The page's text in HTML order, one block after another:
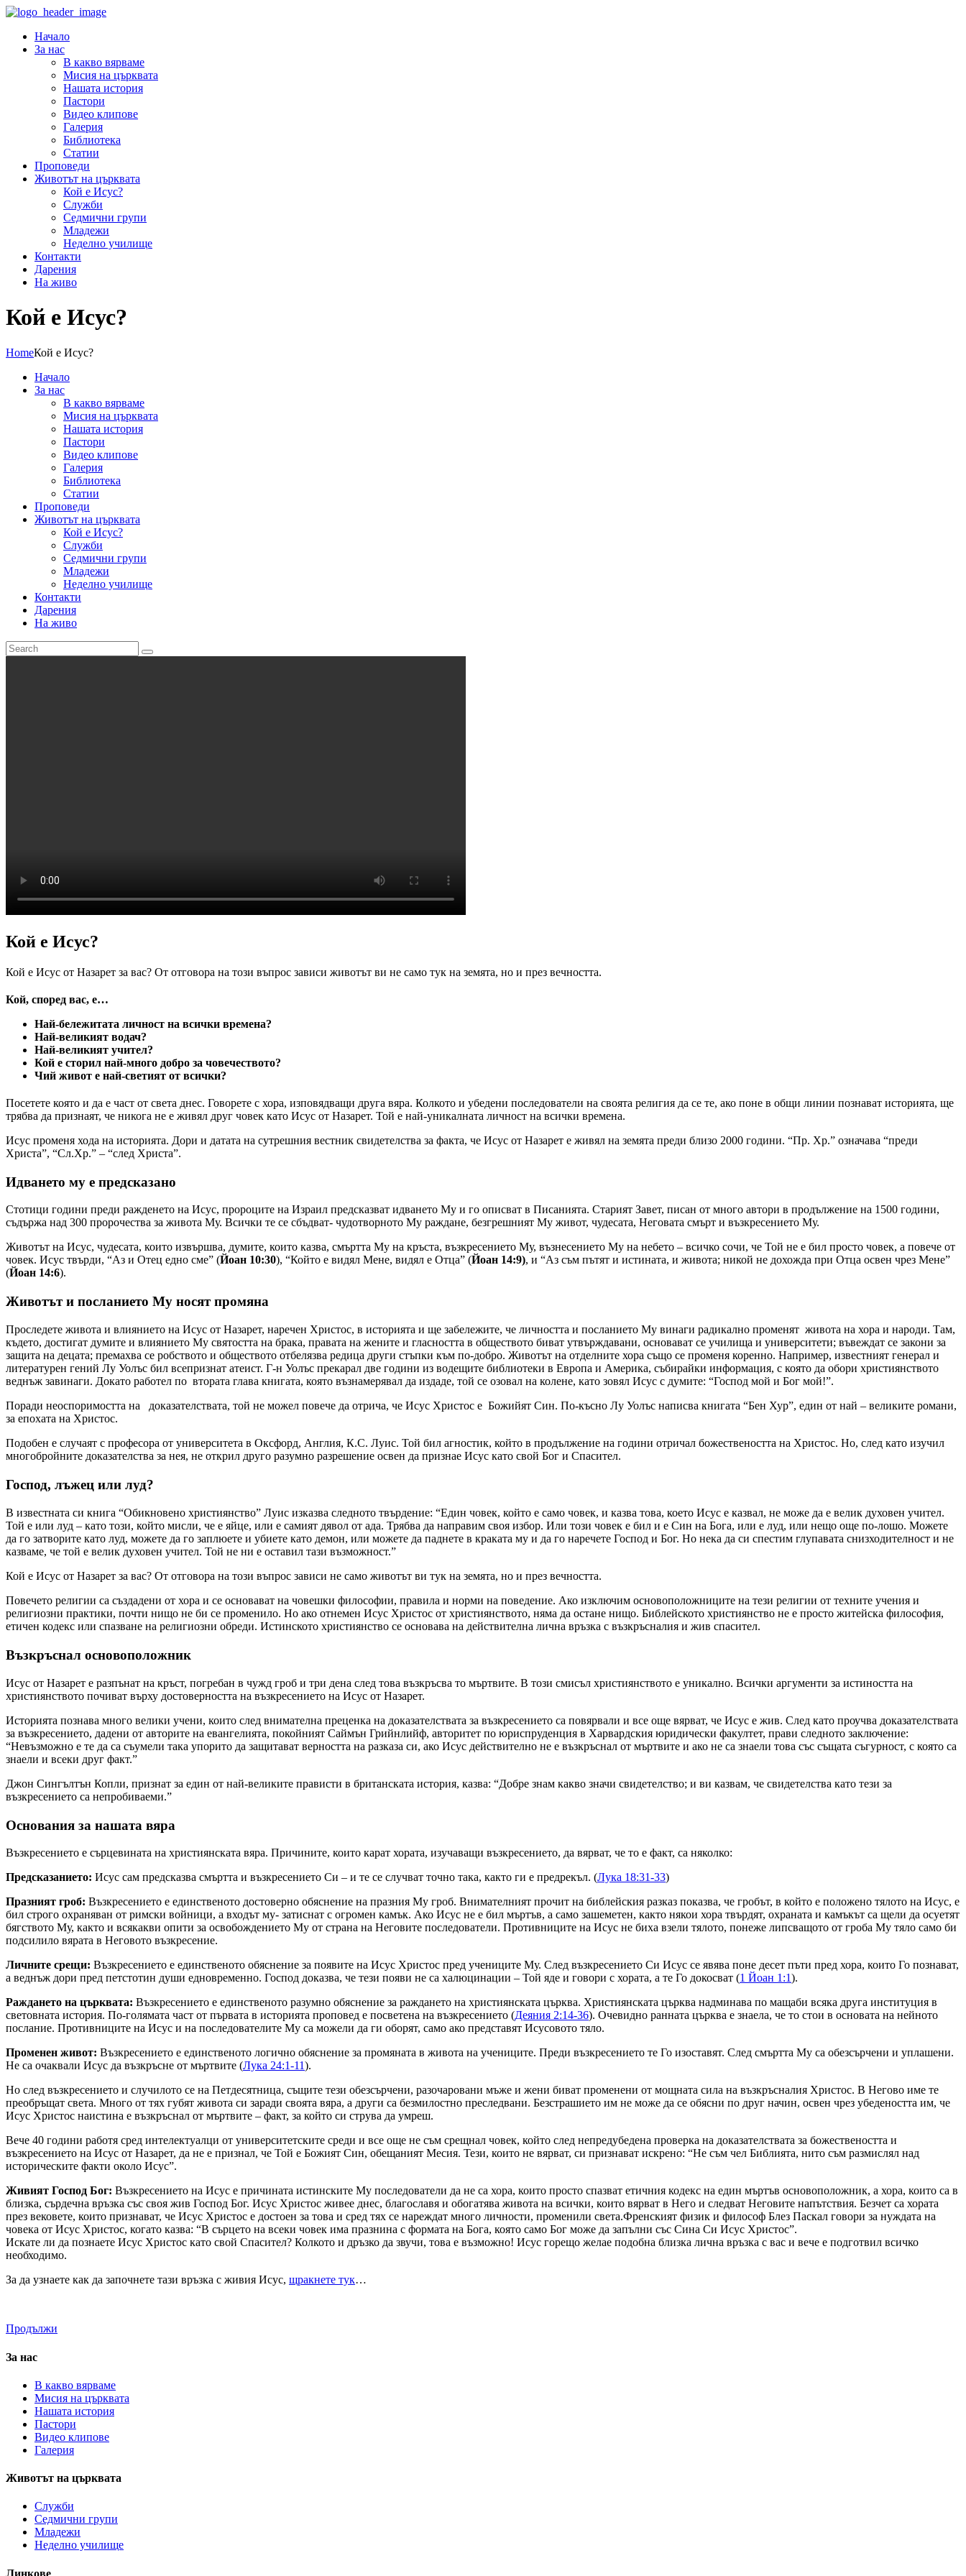
Начало
За нас
В какво вярваме
Мисия на църквата
Нашата история
Пастори
Видео клипове
Галерия
Библиотека
Статии
Проповеди
Животът на църквата
Кой е Исус?
Служби
Седмични групи
Младежи
Неделно училище
Контакти
Дарения
На живо
Кой е Исус?
HomeКой е Исус?
Начало
За нас
В какво вярваме
Мисия на църквата
Нашата история
Пастори
Видео клипове
Галерия
Библиотека
Статии
Проповеди
Животът на църквата
Кой е Исус?
Служби
Седмични групи
Младежи
Неделно училище
Контакти
Дарения
На живо
Кой е Исус?
Кой е Исус от Назарет за вас? От отговора на този въпрос зависи животът ви не само тук на земята, но и през вечността.
Кой, според вас, е…
Най-бележитата личност на всички времена?
Най-великият водач?
Най-великият учител?
Кой е сторил най-много добро за човечеството?
Чий живот е най-светият от всички?
Посетете която и да е част от света днес. Говорете с хора, изповядващи друга вяра. Колкото и убедени последователи на своята религия да се те, ако поне в общи линии познават историята, ще
трябва да признаят, че никога не е живял друг човек като Исус от Назарет. Той е най-уникалната личност на всички времена.
Исус променя хода на историята. Дори и датата на сутрешния вестник свидетелства за факта, че Исус от Назарет е живял на земята преди близо 2000 години. “Пр. Хр.” означава “преди
Христа”, “Сл.Хр.” – “след Христа”.
Идването му е предсказано
Стотици години преди ражденето на Исус, пророците на Израил предсказват идването Му и го описват в Писанията. Старият Завет, писан от много автори в продължение на 1500 години,
съдържа над 300 пророчества за живота Му. Всички те се сбъдват- чудотворното Му раждане, безгрешният Му живот, чудесата, Неговата смърт и възкресението Му.
Животът на Исус, чудесата, които извършва, думите, които казва, смъртта Му на кръста, възкресението Му, възнесението Му на небето – всичко сочи, че Той не е бил просто човек, а повече от
човек. Исус твърди, “Аз и Отец едно сме” (Йоан 10:30), “Който е видял Мене, видял е Отца” (Йоан 14:9), и “Аз съм пътят и истината, и живота; никой не дохожда при Отца освен чрез Мене”
(Йоан 14:6).
Животът и посланието Му носят промяна
Проследете живота и влиянието на Исус от Назарет, наречен Христос, в историята и ще забележите, че личността и посланието Му винаги радикално променят живота на хора и народи. Там,
където, достигат думите и влиянието Му святостта на брака, правата на жените и гласността в обществото биват утвърждавани, основават се училища и университети; въвеждат се закони за
защита на децата; премахва се робството и обществото отбелязва редица други стъпки към по-добро. Животът на отделните хора също се променя коренно. Например, известният генерал и
литературен гений Лу Уолъс бил всепризнат атеист. Г-н Уолъс прекарал две години из водещите библиотеки в Европа и Америка, събирайки информация, с която да обори християнството
веднъж завинаги. Докато работел по втората глава книгата, която възнамерявал да издаде, той се озовал на колене, като зовял Исус с думите: “Господ мой и Бог мой!”.
Поради неоспоримостта на доказателствата, той не можел повече да отрича, че Исус Христос е Божийят Син. По-късно Лу Уолъс написва книгата “Бен Хур”, един от най – великите романи,
за епохата на Христос.
Подобен е случаят с професора от университета в Оксфорд, Англия, К.С. Луис. Той бил агностик, който в продължение на години отричал божествеността на Христос. Но, след като изучил
многобройните доказателства за нея, не открил друго разумно разрешение освен да признае Исус като свой Бог и Спасител.
Господ, лъжец или луд?
В известната си книга “Обикновено християнство” Луис изказва следното твърдение: “Един човек, който е само човек, и казва това, което Исус е казвал, не може да е велик духовен учител.
Той е или луд – като този, който мисли, че е яйце, или е самият дявол от ада. Трябва да направим своя избор. Или този човек е бил и е Син на Бога, или е луд, или нещо още по-лошо. Можете
да го затворите като луд, можете да го заплюете и убиете като демон, или можете да паднете в краката му и да го наречете Господ и Бог. Но нека да си спестим глупавата снизходителност и не
казваме, че той е велик духовен учител. Той не ни е оставил тази възможност.”
Кой е Исус от Назарет за вас? От отговора на този въпрос зависи не само животът ви тук на земята, но и през вечността.
Повечето религии са създадени от хора и се основават на човешки философии, правила и норми на поведение. Ако изключим основоположниците на тези религии от техните учения и
религиозни практики, почти нищо не би се променило. Но ако отнемен Исус Христос от християнството, няма да остане нищо. Библейското християнство не е просто житейска философия,
етичен кодекс или спазване на религиозни обреди. Истинското християнство се основава на действителна лична връзка с възкръсналия и жив спасител.
Възкръснал основоположник
Исус от Назарет е разпънат на кръст, погребан в чужд гроб и три дена след това възкръсва то мъртвите. В този смисъл християнството е уникално. Всички аргументи за истиността на
християнството почиват върху достоверността на възкресението на Исус от Назарет.
Историята познава много велики учени, които след внимателна преценка на доказателствата за възкресението са повярвали и все още вярват, че Исус е жив. След като проучва доказателствата
за възкресението, дадени от авторите на евангелията, покойният Саймън Грийнлийф, авторитет по юриспруденция в Харвардския юридически факултет, прави следното заключение:
“Невъзможно е те да са съумели така упорито да защитават верността на разказа си, ако Исус действително не е възкръснал от мъртвите и ако не са знаели това със същата съгурност, с която са
знаели и всеки друг факт.”
Джон Сингълтън Копли, признат за един от най-великите прависти в британската история, казва: “Добре знам какво значи свидетелство; и ви казвам, че свидетелства като тези за
възкресението са непробиваеми.”
Основания за нашата вяра
Възкресението е сърцевината на християнската вяра. Причините, които карат хората, изучаващи възкресението, да вярват, че то е факт, са няколко:
Предсказанието: Исус сам предсказва смъртта и възкресението Си – и те се случват точно така, както ги е предрекъл. (Лука 18:31-33)
Празният гроб: Възкресението е единственото достоверно обяснение на празния Му гроб. Внимателният прочит на библейския разказ показва, че гробът, в който е положено тялото на Исус, е
бил строго охраняван от римски войници, а входът му- затиснат с огромен камък. Ако Исус не е бил мъртъв, а само зашеметен, както някои хора твърдят, охраната и камъкът са щели да осуетят
бягството Му, както и всякакви опити за освобождението Му от страна на Неговите последователи. Противниците на Исус не биха взели тялото, понеже липсващото от гроба Му тяло само би
подсилило вярата в Неговото възкресение.
Личните срещи: Възкресението е единственото обяснение за появите на Исус Христос пред учениците Му. След възкресението Си Исус се явява поне десет пъти пред хора, които Го познават,
а веднъж дори пред петстотин души едновременно. Господ доказва, че тези появи не са халюцинации – Той яде и говори с хората, а те Го докосват (1 Йоан 1:1).
Раждането на църквата: Възкресението е единственото разумно обяснение за раждането на християнската църква. Християнската църква надминава по мащаби всяка друга институция в
световната история. По-голямата част от първата в историята проповед е посветена на възкресението (Деяния 2:14-36). Очевидно ранната църква е знаела, че то стои в основата на нейното
послание. Противниците на Исус и на последователите Му са можели да ги оборят, само ако представят Исусовото тяло.
Променен живот: Възкресението е единственото логично обяснение за промяната в живота на учениците. Преди възкресението те Го изоставят. След смъртта Му са обезсърчени и уплашени.
Не са очаквали Исус да възкръсне от мъртвите (Лука 24:1-11).
Но след възкресението и случилото се на Петдесятница, същите тези обезсърчени, разочаровани мъже и жени биват променени от мощната сила на възкръсналия Христос. В Негово име те
преобръщат света. Много от тях губят живота си заради своята вяра, а други са безмилостно преследвани. Безстрашието им не може да се обясни по друг начин, освен чрез убедеността им, че
Исус Христос наистина е възкръснал от мъртвите – факт, за който си струва да умреш.
Вече 40 години работя сред интелектуалци от университетските среди и все още не съм срещнал човек, който след непредубедена проверка на доказателствата за божествеността и
възкресението на Исус от Назарет, да не е признал, че Той е Божият Син, обещаният Месия. Тези, които не вярват, си признават искрено: “Не съм чел Библията, нито съм размислял над
историческите факти около Исус”.
Живият Господ Бог: Възкресението на Исус е причината истинските Му последователи да не са хора, които просто спазват етичния кодекс на един мъртъв основоположник, а хора, които са в
близка, сърдечна връзка със своя жив Господ Бог. Исус Христос живее днес, благославя и обогатява живота на всички, които вярват в Него и следват Неговите напътствия. Безчет са хората
през вековете, които признават, че Исус Христос е достоен за това и сред тях се нареждат много личности, променили света.Френският физик и философ Блез Паскал говори за нуждата на
човека от Исус Христос, когато казва: “В сърцето на всеки човек има празнина с формата на Бога, която само Бог може да запълни със Сина Си Исус Христос”.
Искате ли да познаете Исус Христос като свой Спасител? Колкото и дръзко да звучи, това е възможно! Исус горещо желае подобна близка лична връзка с вас и вече е подготвил всичко
необходимо.
За да узнаете как да започнeте тази връзка с живия Исус, щракнете тук…
Продължи
За нас
В какво вярваме
Мисия на църквата
Нашата история
Пастори
Видео клипове
Галерия
Животът на църквата
Служби
Седмични групи
Младежи
Неделно училище
Линкове